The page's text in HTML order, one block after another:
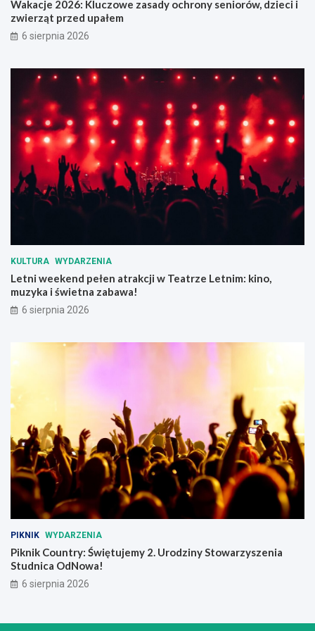
r
n
i
k
u
m
z
k
a
l
z
i
e
t
p
u
p
a
ł
Wakacje 2026: Kluczowe zasady ochrony seniorów, dzieci i
zwierząt przed upałem
6 sierpnia 2026
KULTURA WYDARZENIA
Letni weekend pełen atrakcji w Teatrze Letnim: kino,
muzyka i świetna zabawa!
6 sierpnia 2026
PIKNIK WYDARZENIA
Piknik Country: Świętujemy 2. Urodziny Stowarzyszenia
Studnica OdNowa!
6 sierpnia 2026